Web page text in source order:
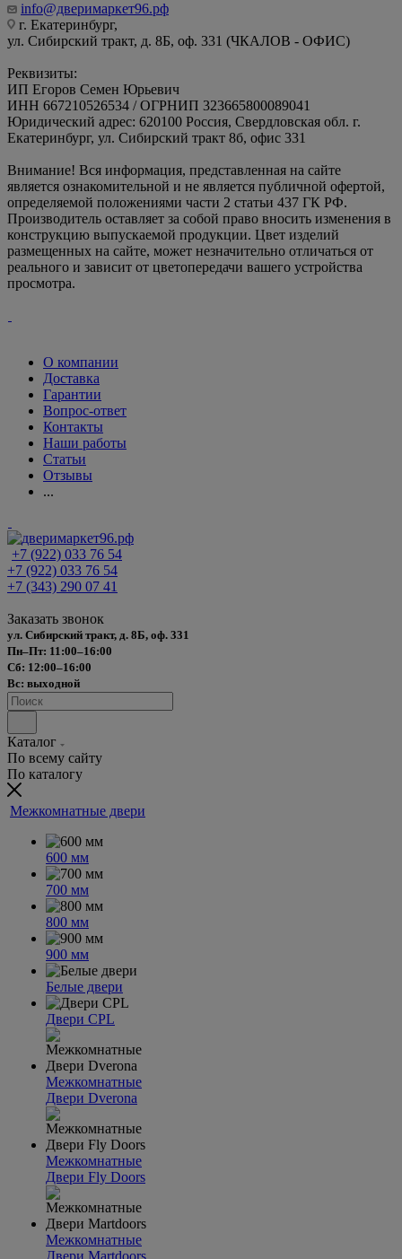
info@дверимаркет96.рф
г. Екатеринбург,
ул. Сибирский тракт, д. 8Б, оф. 331 (ЧКАЛОВ - ОФИС)
Реквизиты:
ИП Егоров Семен Юрьевич
ИНН 667210526534 / ОГРНИП 323665800089041
Юридический адрес: 620100 Россия, Свердловская обл. г.
Екатеринбург, ул. Сибирский тракт 8б, офис 331
Внимание! Вся информация, представленная на сайте
является ознакомительной и не является публичной офертой,
определяемой положениями части 2 статьи 437 ГК РФ.
Производитель оставляет за собой право вносить изменения в
конструкцию выпускаемой продукции. Цвет изделий
размещенных на сайте, может незначительно отличаться от
реального и зависит от цветопередачи вашего устройства
просмотра.
О компании
Доставка
Гарантии
Вопрос-ответ
Контакты
Наши работы
Статьи
Отзывы
...
+7 (922) 033 76 54
+7 (922) 033 76 54
+7 (343) 290 07 41
Заказать звонок
ул. Сибирский тракт, д. 8Б, оф. 331
Пн–Пт: 11:00–16:00
Сб: 12:00–16:00
Вс: выходной
Каталог
По всему сайту
По каталогу
Межкомнатные двери
600 мм
700 мм
800 мм
900 мм
Белые двери
Двери CPL
Межкомнатные
Двери Dverona
Межкомнатные
Двери Fly Doors
Межкомнатные
Двери Martdoors